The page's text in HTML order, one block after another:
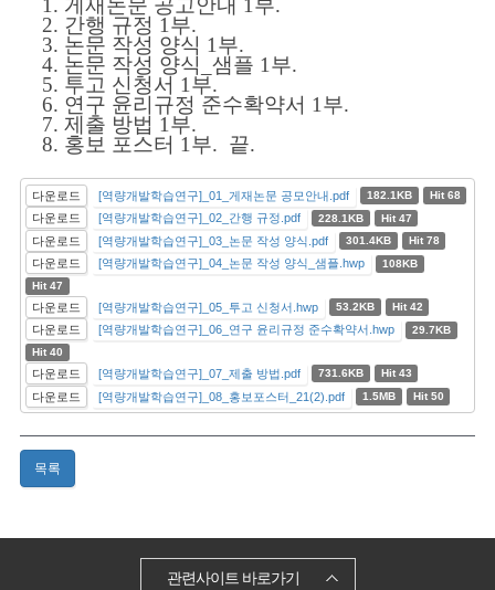
1. 게재논문 공고안내 1부.
2. 간행 규정 1부.
3. 논문 작성 양식 1부.
4. 논문 작성 양식_샘플 1부.
5. 투고 신청서 1부.
6. 연구 윤리규정 준수확약서 1부.
7. 제출 방법 1부.
8. 홍보 포스터 1부. 끝.
다운로드 [역량개발학습연구]_01_게재논문 공모안내.pdf 182.1KB Hit 68
다운로드 [역량개발학습연구]_02_간행 규정.pdf 228.1KB Hit 47
다운로드 [역량개발학습연구]_03_논문 작성 양식.pdf 301.4KB Hit 78
다운로드 [역량개발학습연구]_04_논문 작성 양식_샘플.hwp
108KB
Hit 47
다운로드 [역량개발학습연구]_05_투고 신청서.hwp 53.2KB Hit 42
다운로드 [역량개발학습연구]_06_연구 윤리규정 준수확약서.hwp
29.7KB
Hit 40
다운로드 [역량개발학습연구]_07_제출 방법.pdf 731.6KB Hit 43
다운로드 [역량개발학습연구]_08_홍보포스터_21(2).pdf 1.5MB Hit 50
목록
관련사이트 바로가기